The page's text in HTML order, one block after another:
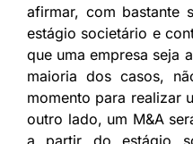
afirmar, com bastante
estágio societário e
que uma empresa seja
maioria dos casos,
momento para realizar
outro lado, um M&A
a partir do estágio